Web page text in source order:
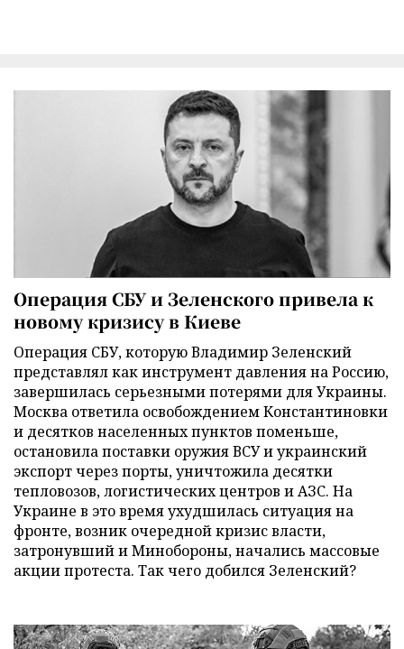
Операция СБУ и Зеленского привела к
новому кризису в Киеве
Операция СБУ, которую Владимир Зеленский
представлял как инструмент давления на Россию,
завершилась серьезными потерями для Украины.
Москва ответила освобождением Константиновки
и десятков населенных пунктов поменьше,
остановила поставки оружия ВСУ и украинский
экспорт через порты, уничтожила десятки
тепловозов, логистических центров и АЗС. На
Украине в это время ухудшилась ситуация на
фронте, возник очередной кризис власти,
затронувший и Минобороны, начались массовые
акции протеста. Так чего добился Зеленский?